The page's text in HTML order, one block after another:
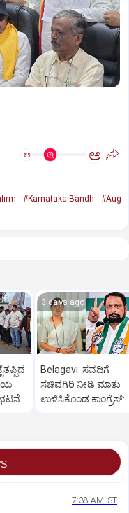
ಅ ಅ
#Karnataka Bandh
#Aug
3 days ago
Belagavi: ಸವದಿಗೆ
ಸಚಿವಗಿರಿ ನೀಡಿ ಮಾತು
ಉಳಿಸಿಕೊಂಡ ಕಾಂಗ್ರೆಸ್:‌
7:38 AM IST